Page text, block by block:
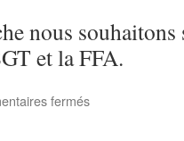
nous
et la FFA.
ferméssur